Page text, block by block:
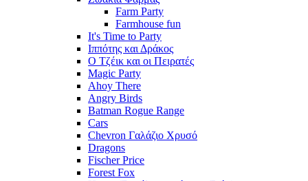
Farm Party
Farmhouse fun
It's Time to Party
Ιππότης και Δράκος
Ο Τζέικ και οι Πειρατές
Magic Party
Ahoy There
Angry Birds
Batman Rogue Range
Cars
Chevron Γαλάζιο Χρυσό
Dragons
Fischer Price
Forest Fox